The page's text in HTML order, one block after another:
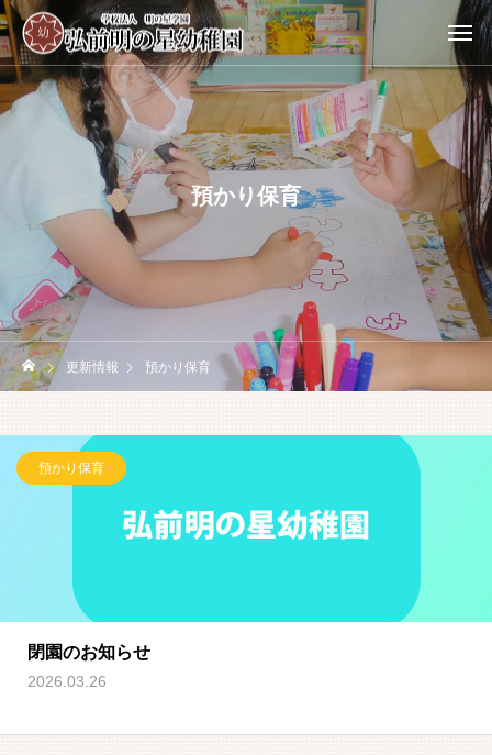
預かり保育
更新情報 預かり保育
預かり保育
閉園のお知らせ
2026.03.26